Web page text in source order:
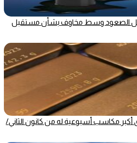
الصعود وسط مخاوف بشأن مستقبل
أكبر مكاسب أسبوعية له من كانون الثاني/